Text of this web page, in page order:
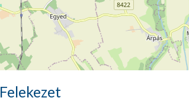
Felekezet